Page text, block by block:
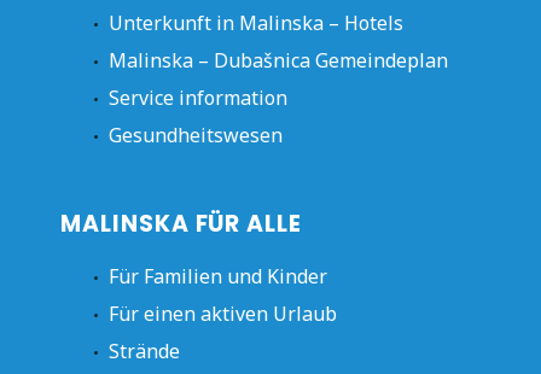
Unterkunft in Malinska – Hotels
Malinska – Dubašnica Gemeindeplan
Service information
Gesundheitswesen
MALINSKA FÜR ALLE
Für Familien und Kinder
Für einen aktiven Urlaub
Strände